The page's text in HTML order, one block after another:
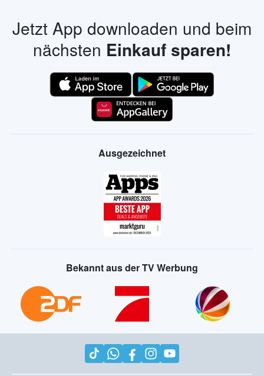
Jetzt App downloaden und beim
nächsten Einkauf sparen!
Ausgezeichnet
Bekannt aus der TV Werbung